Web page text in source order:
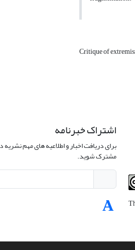
Critique of
اشتراک خبرنامه
برای دریافت اخبار و اطلاعیه های مهم نشریه
مشترک شوید.